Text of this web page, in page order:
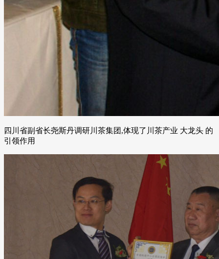
四川省副省长尧斯丹调研川茶集团,体现了川茶产业 大龙头 的
引领作用